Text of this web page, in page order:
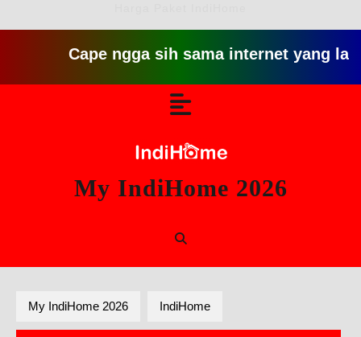
Cape ngga sih sama internet yang
My IndiHome 2026
My IndiHome 2026 IndiHome